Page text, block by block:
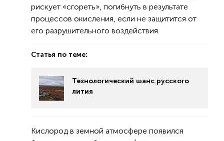
рискует «сгореть», погибнуть в результате
процессов окисления, если не защитится от
его разрушительного воздействия.
Статья по теме:
Технологический шанс русского
лития
Кислород в земной атмосфере появился